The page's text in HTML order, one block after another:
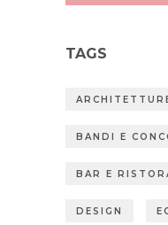
TAGS
BANDI E
BAR E
DESIGN